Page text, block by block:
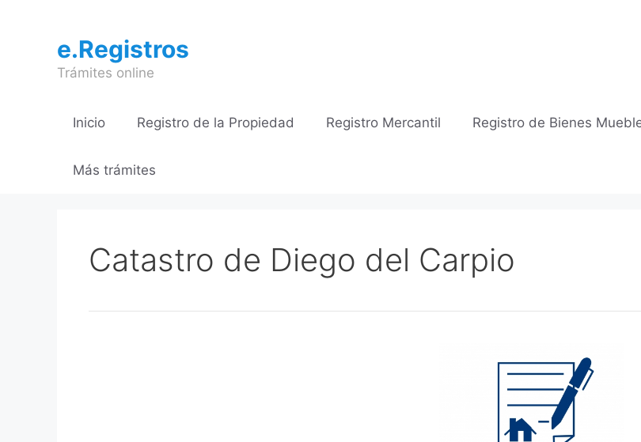
contenidoe.Registros
Trámites online
Inicio Registro de la Propiedad Registro Mercantil Registro de Bienes
Más trámites
Catastro de Diego del Carpio